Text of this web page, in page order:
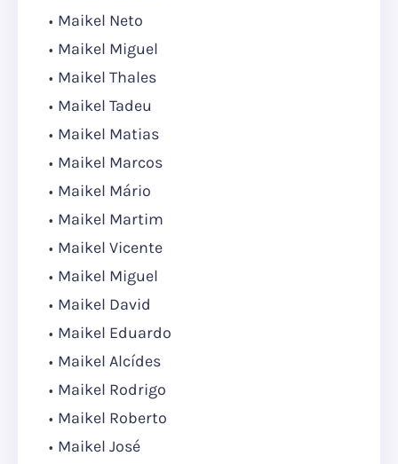
Maikel Neto
Maikel Miguel
Maikel Thales
Maikel Tadeu
Maikel Matias
Maikel Marcos
Maikel Mário
Maikel Martim
Maikel Vicente
Maikel Miguel
Maikel David
Maikel Eduardo
Maikel Alcídes
Maikel Rodrigo
Maikel Roberto
Maikel José